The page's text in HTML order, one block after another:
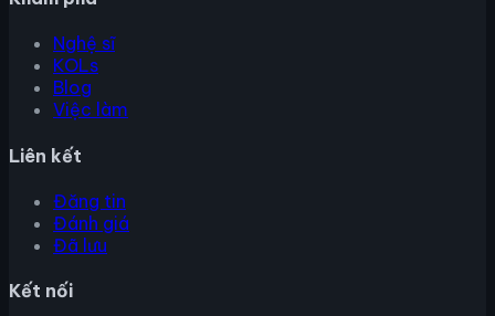
Nghệ sĩ
KOLs
Blog
Việc làm
Liên kết
Đăng tin
Đánh giá
Đã lưu
Kết nối